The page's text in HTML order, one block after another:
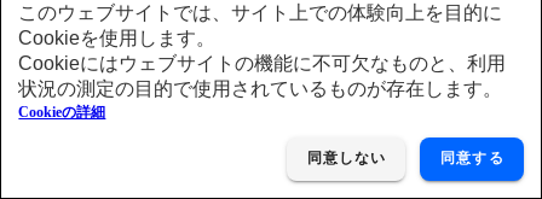
このウェブサイトでは、サイト上での体験向上を目的に
Cookieを使用します。
Cookieにはウェブサイトの機能に不可欠なものと、利用
状況の測定の目的で使用されているものが存在します。
Cookieの詳細
同意しない 同意する